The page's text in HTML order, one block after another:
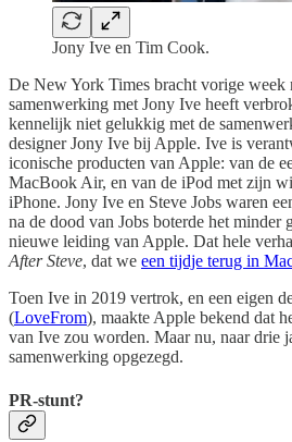
Jony Ive en Tim Cook.
De New York Times bracht vorige week
samenwerking met Jony Ive heeft
kennelijk niet gelukkig met de
designer Jony Ive bij Apple. Ive is
iconische producten van Apple: van de
MacBook Air, en van de iPod met zijn
iPhone. Jony Ive en Steve Jobs waren
na de dood van Jobs boterde het minder
nieuwe leiding van Apple. Dat hele
After Steve, dat we een tijdje terug in
Toen Ive in 2019 vertrok, en een eigen
(LoveFrom), maakte Apple bekend dat
van Ive zou worden. Maar nu, naar drie
samenwerking opgezegd.
PR-stunt?